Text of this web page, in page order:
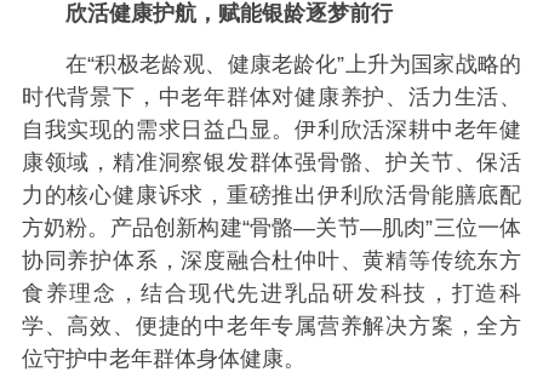
欣活健康护航，赋能银龄逐梦前行
在“积极老龄观、健康老龄化”上升为国家战略的
时代背景下，中老年群体对健康养护、活力生活、
自我实现的需求日益凸显。伊利欣活深耕中老年健
康领域，精准洞察银发群体强骨骼、护关节、保活
力的核心健康诉求，重磅推出伊利欣活骨能膳底配
方奶粉。产品创新构建“骨骼—关节—肌肉”三位一体
协同养护体系，深度融合杜仲叶、黄精等传统东方
食养理念，结合现代先进乳品研发科技，打造科
学、高效、便捷的中老年专属营养解决方案，全方
位守护中老年群体身体健康。